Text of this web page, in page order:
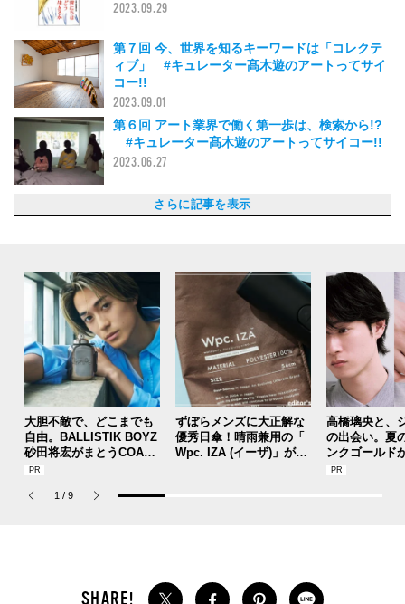
2023.09.29
第７回 今、世界を知るキーワードは「コレクテ
ィブ」 #キュレーター髙木遊のアートってサイ
コー!!
2023.09.01
第６回 アート業界で働く第一歩は、検索から!?
#キュレーター髙木遊のアートってサイコー!!
2023.06.27
第５回「買う」行為でアーティストの世界をお裾
分けしてもらう #キュレーター髙木遊のアート
第４回 わからなくて当たり前？ アートの楽しみ
方 #キュレーター髙木遊のアートってサイコ
第３回 写真には収まりきらない体験がある！ #
キュレーター髙木遊のアートってサイコー!!
第２回「世界の見方が変わる」体験ができるか
も #キュレーター髙木遊のアートってサイコ
【新連載】アートって、キュレーターって、一体
なに？ #キュレーター髙木遊のアートってサイ
さらに記事を表示
大胆不敵で、どこまでも
自由。BALLISTIK BOYZ
砂田将宏がまとうCOACH
の新作フレグランス「コ
パルファム」
ずぼらメンズに大正解な
優秀日傘！晴雨兼用の「
Wpc. IZA (イーザ)」があ
高橋璃央と、
の出会い。夏
ンクゴールド
SUMMER
1 / 9